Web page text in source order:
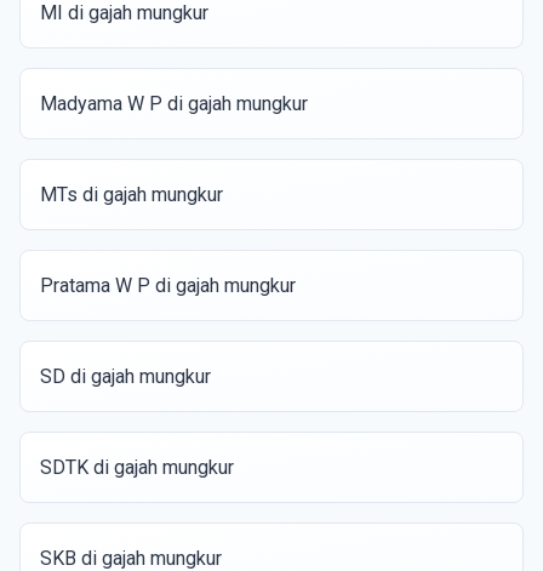
MI di gajah mungkur
Madyama W P di gajah mungkur
MTs di gajah mungkur
Pratama W P di gajah mungkur
SD di gajah mungkur
SDTK di gajah mungkur
SKB di gajah mungkur